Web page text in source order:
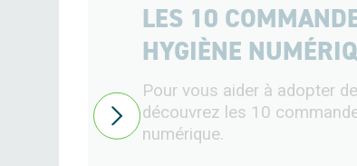
LES 10
HYGIÈNE
Pour vous aider à adopter
découvrez les 10
numérique.